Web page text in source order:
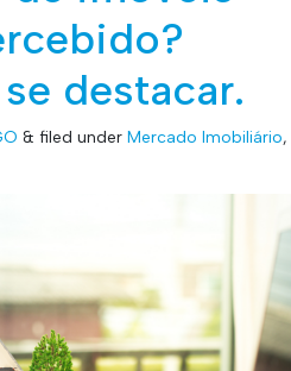
destacar.
& filed under Mercado Imobiliário,